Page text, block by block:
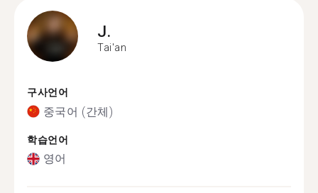
J.
Tai'an
구사언어
중국어 (간체)
학습언어
영어